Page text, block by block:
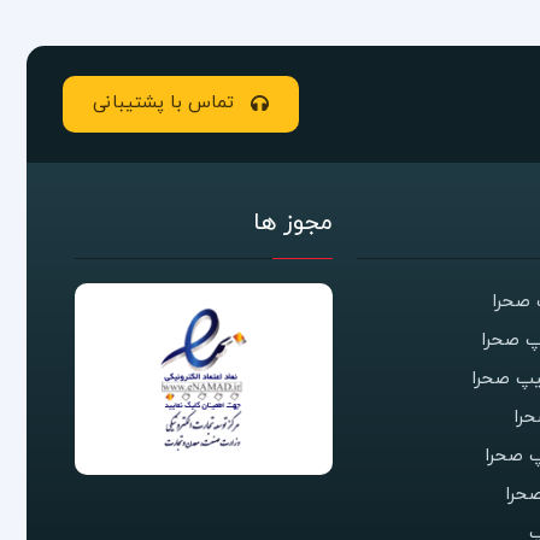
تماس با پشتیبانی
صحرا
صحرا
صحرا
صحرا
مجوز ها